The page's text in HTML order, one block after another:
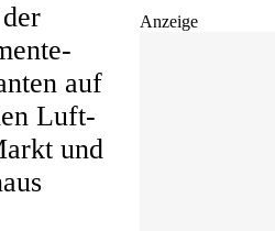
Anzeige
auf
Luft-
und